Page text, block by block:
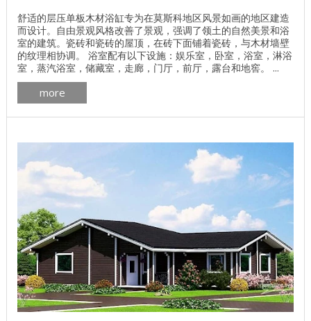
舒适的层压单板木材浴缸专为在莫斯科地区风景如画的地区建造
而设计。自由景观风格改善了景观，强调了领土的自然美景和浴
室的建筑。瓷砖和瓷砖的屋顶，在砖下面铺着瓷砖，与木材墙壁
的纹理相协调。 浴室配有以下设施：娱乐室，卧室，浴室，淋浴
室，蒸汽浴室，储藏室，走廊，门厅，前厅，露台和地窖。 ...
more